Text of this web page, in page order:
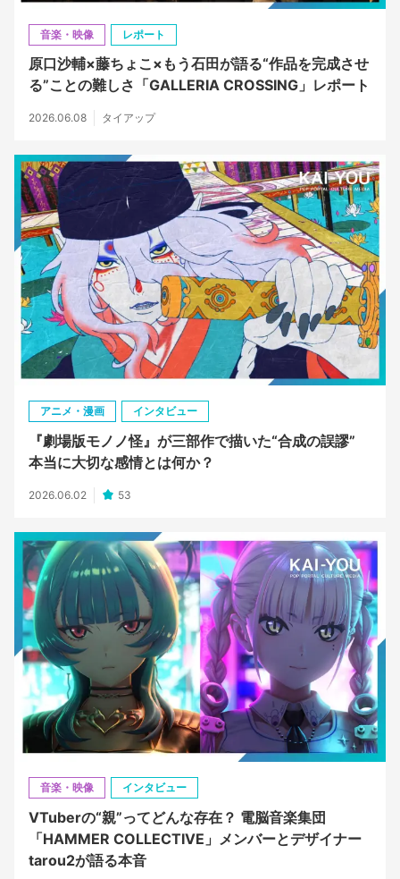
音楽・映像 レポート
原口沙輔×藤ちょこ×もう石田が語る“作品を完成させ
る”ことの難しさ「GALLERIA CROSSING」レポート
2026.06.08 タイアップ
アニメ・漫画 インタビュー
『劇場版モノノ怪』が三部作で描いた“合成の誤謬”
本当に大切な感情とは何か？
2026.06.02 53
音楽・映像 インタビュー
VTuberの“親”ってどんな存在？ 電脳音楽集団
「HAMMER COLLECTIVE」メンバーとデザイナー
tarou2が語る本音